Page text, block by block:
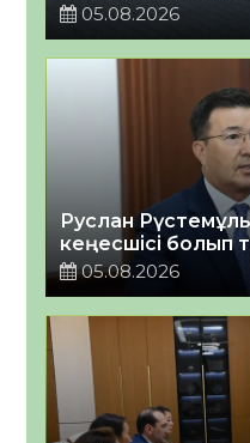
05.08.2026
Руслан
кеңесшісі болып
05.08.2026